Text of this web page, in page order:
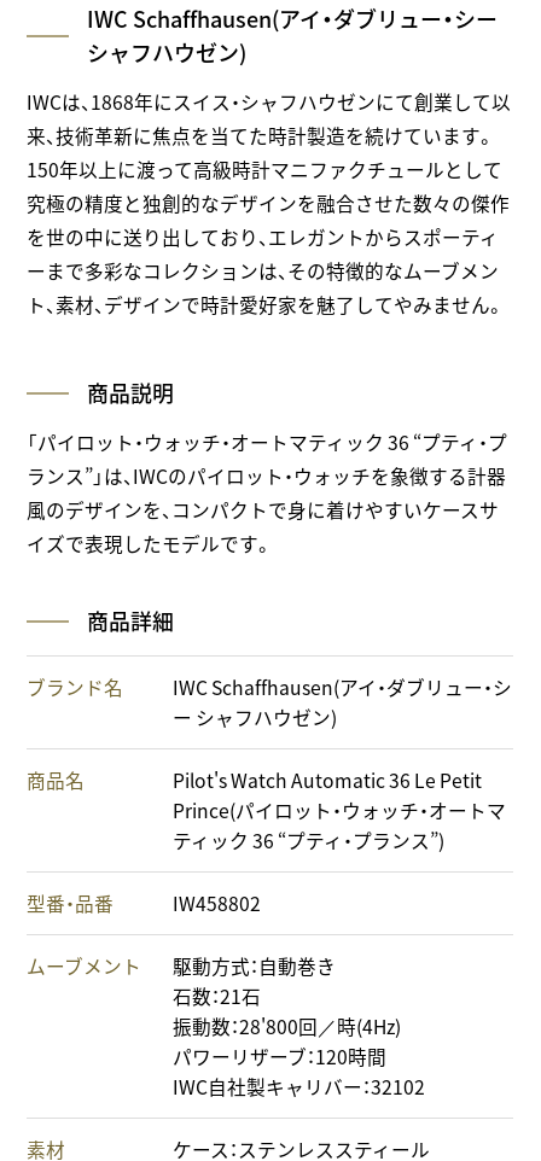
IWC Schaffhausen(アイ・ダブリュー・シー
シャフハウゼン)
IWCは、1868年にスイス・シャフハウゼンにて創業して以
来、技術革新に焦点を当てた時計製造を続けています。
150年以上に渡って高級時計マニファクチュールとして
究極の精度と独創的なデザインを融合させた数々の傑作
を世の中に送り出しており、エレガントからスポーティ
ーまで多彩なコレクションは、その特徴的なムーブメン
ト、素材、デザインで時計愛好家を魅了してやみません。
商品説明
「パイロット・ウォッチ・オートマティック 36 “プティ・プ
ランス”」は、IWCのパイロット・ウォッチを象徴する計器
風のデザインを、コンパクトで身に着けやすいケースサ
イズで表現したモデルです。
商品詳細
ブランド名
IWC Schaffhausen(アイ・ダブリュー・シ
ー シャフハウゼン)
商品名
Pilot's Watch Automatic 36 Le Petit
Prince(パイロット・ウォッチ・オートマ
ティック 36 “プティ・プランス”)
型番・品番 IW458802
ムーブメント
駆動方式：自動巻き
石数：21石
振動数：28'800回／時(4Hz)
パワーリザーブ：120時間
IWC自社製キャリバー：32102
素材 ケース：ステンレススティール